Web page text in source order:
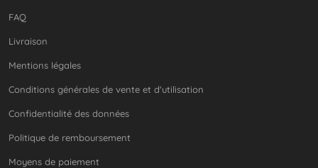
FAQ
Livraison
Mentions légales
Conditions générales de vente et d'utilisation
Confidentialité des données
Politique de remboursement
Moyens de paiement